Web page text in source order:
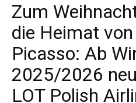
|
Zum
die Heimat
Picasso: Ab
2025/2026
LOT Polish